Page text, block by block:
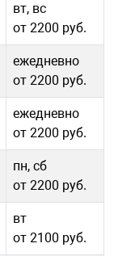
вт, вс
от 2200 руб.
ежедневно
от 2200 руб.
ежедневно
от 2200 руб.
пн, сб
от 2200 руб.
вт
от 2100 руб.